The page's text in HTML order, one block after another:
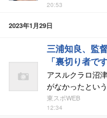
20:53
2023年1月29日
三浦知良、監
「裏切り者で
アスルクラロ沼
がなかったという
東スポWEB
12:34